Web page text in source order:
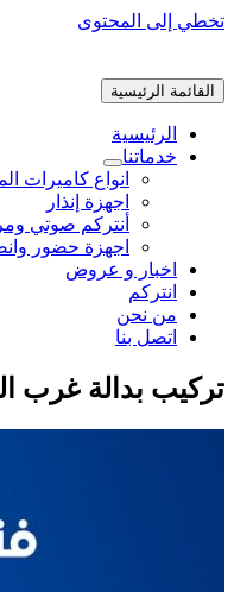
تخطي إلى المحتوى
القائمة الرئيسية
الرئيسية
خدماتنا
انواع كاميرات
اجهزة إنذار
أنتركم صوتي
اجهزة حضور
اخبار و عروض
انتركم
من نحن
اتصل بنا
تركيب بدالة غرب